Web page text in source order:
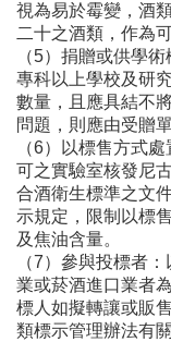
視為易於霉變，酒
二十之酒類，作為
（5）捐贈或供學
專科以上學校及研
數量，且應具結不
問題，則應由受贈
（6）以標售方式
可之實驗室核發尼
合酒衛生標準之文
示規定，限制以標
及焦油含量。
（7）參與投標者
業或菸酒進口業者
標人如擬轉讓或販
類標示管理辦法有